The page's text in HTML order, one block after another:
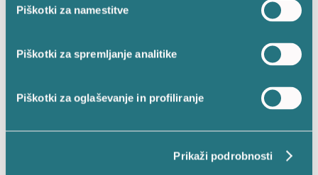
Piškotki za namestitve
Piškotki za spremljanje analitike
Piškotki za oglaševanje in profiliranje
Prikaži podrobnosti
preteklost, sedanjost in prihodnost ter nas spominja
na pomembnost ohranjanja spomina na tiste, ki so
POIŠČI IZDELEK